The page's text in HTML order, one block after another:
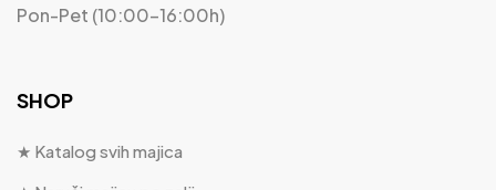
Pon-Pet (10:00-16:00h)
SHOP
★ Katalog svih majica